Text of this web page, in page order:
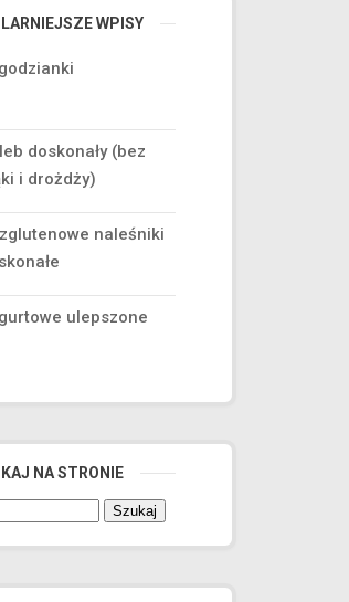
WPISY
doskonały (bez
i drożdży)
naleśniki
ulepszone
NA STRONIE